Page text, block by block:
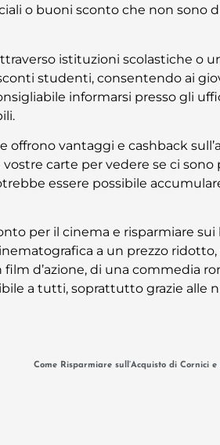
o buoni sconto che non sono
istituzioni scolastiche o
studenti, consentendo ai
informarsi presso gli
vantaggi e cashback
carte per vedere se ci sono
essere possibile
per il cinema e risparmiare
a un prezzo ridotto,
d’azione, di una commedia
a tutti, soprattutto grazie alle
Come Risparmiare sull’Acquisto di Cornici